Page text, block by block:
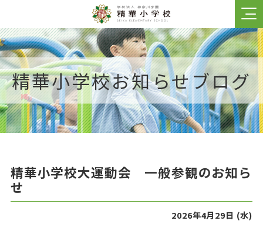
学校紹介
学校長あいさつ
校訓・建学の精神
沿革
児童数／居住地域
制服
精華小学校お知らせブログ
精華小学校大運動会 一般参観のお知ら
せ
2026年4月29日 (水)